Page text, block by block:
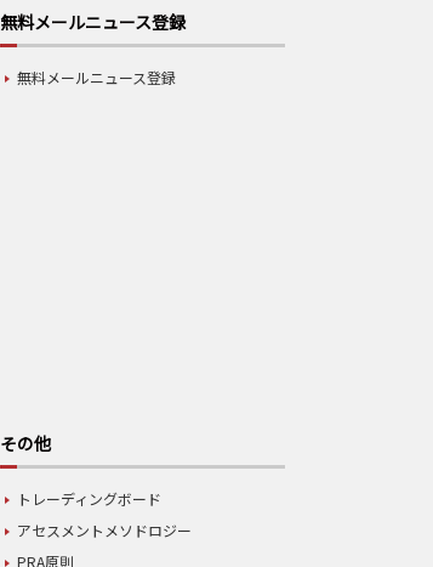
無料メールニュース登録
無料メールニュース登録
その他
トレーディングボード
アセスメントメソドロジー
PRA原則